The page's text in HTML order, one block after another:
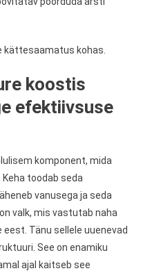
kättesaamatus kohas.
koostis
efektiivsuse
komponent, mida
toodab seda
vanusega ja seda
valk, mis vastutab naha
Tänu sellele uuenevad
See on enamiku
ajal kaitseb see